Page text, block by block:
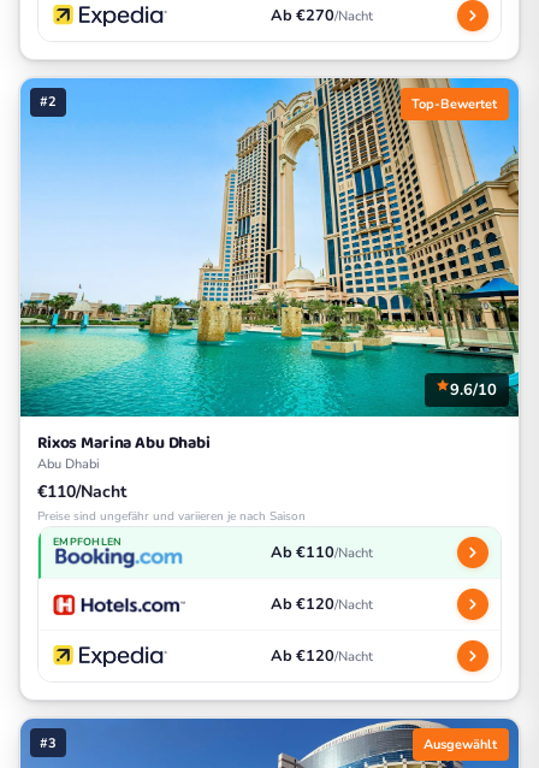
Ab €270/Nacht
#2 Top-Bewertet
9.6/10
Rixos Marina Abu Dhabi
Abu Dhabi
€110/Nacht
Preise sind ungefähr und variieren je nach Saison
EMPFOHLEN Ab €110/Nacht
Ab €120/Nacht
Ab €120/Nacht
#3 Ausgewählt